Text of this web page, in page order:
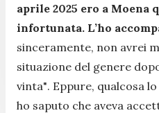
aprile 2025 ero a Moena
infortunata. L’ho
sinceramente, non avrei
situazione del genere
vinta". Eppure, qualcosa
ho saputo che aveva